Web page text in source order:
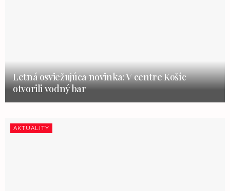
Letná osviežujúca novinka: V centre Košíc
otvorili vodný bar
AKTUALITY